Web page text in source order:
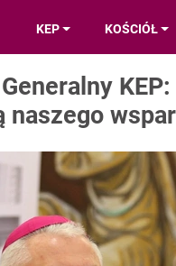
KEP KOŚCIÓŁ
naszego